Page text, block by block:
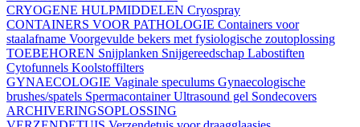
CRYOGENE HULPMIDDELEN Cryospray
CONTAINERS VOOR PATHOLOGIE Containers voor
staalafname Voorgevulde bekers met fysiologische zoutoplossing
TOEBEHOREN Snijplanken Snijgereedschap Labostiften
Cytofunnels Koolstoffilters
GYNAECOLOGIE Vaginale speculums Gynaecologische
brushes/spatels SpermacontainerUltrasound gel Sondecovers
ARCHIVERINGSOPLOSSING